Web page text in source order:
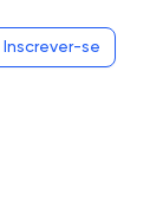
Inscrever-se